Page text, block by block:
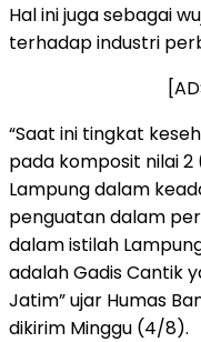
Hal ini juga sebagai
terhadap industri
“Saat ini tingkat
pada komposit nilai
Lampung dalam
penguatan dalam
dalam istilah
adalah Gadis Cantik
Jatim” ujar Humas
dikirim Minggu (4/8).